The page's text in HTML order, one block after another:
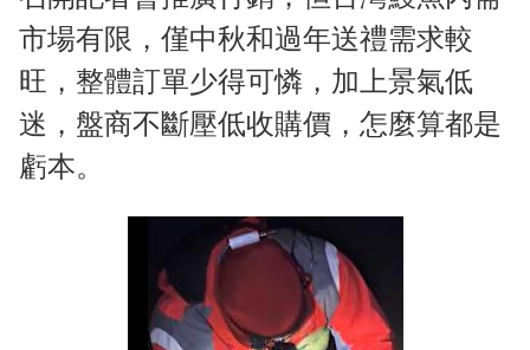
市場有限，僅中秋和過年送禮需求較
旺，整體訂單少得可憐，加上景氣低
迷，盤商不斷壓低收購價，怎麼算都是
虧本。